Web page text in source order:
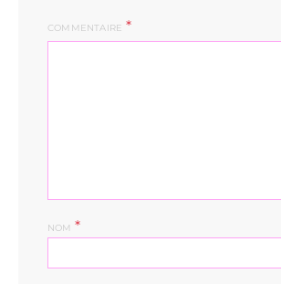
COMMENTAIRE
NOM *